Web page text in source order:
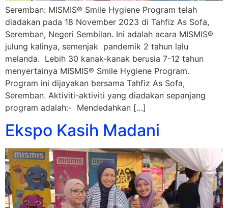
Seremban: MISMIS® Smile Hygiene Program telah
diadakan pada 18 November 2023 di Tahfiz As Sofa,
Seremban, Negeri Sembilan. Ini adalah acara MISMIS®
julung kalinya, semenjak pandemik 2 tahun lalu
melanda. Lebih 30 kanak-kanak berusia 7-12 tahun
menyertainya MISMIS® Smile Hygiene Program.
Program ini dijayakan bersama Tahfiz As Sofa,
Seremban. Aktiviti-aktiviti yang diadakan sepanjang
program adalah:- Mendedahkan […]
Ekspo Kasih Madani